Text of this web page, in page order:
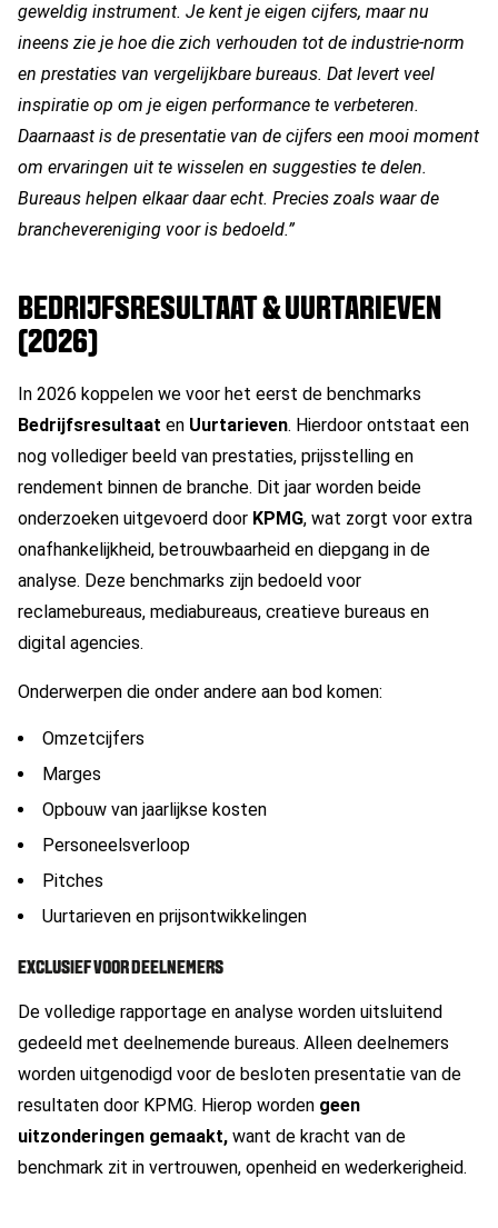
geweldig instrument. Je kent je eigen cijfers, maar nu
ineens zie je hoe die zich verhouden tot de industrie-norm
en prestaties van vergelijkbare bureaus. Dat levert veel
inspiratie op om je eigen performance te verbeteren.
Daarnaast is de presentatie van de cijfers een mooi moment
om ervaringen uit te wisselen en suggesties te delen.
Bureaus helpen elkaar daar echt. Precies zoals waar de
branchevereniging voor is bedoeld.”
BEDRIJFSRESULTAAT & UURTARIEVEN
(2026)
In 2026 koppelen we voor het eerst de benchmarks
Bedrijfsresultaat en Uurtarieven. Hierdoor ontstaat een
nog vollediger beeld van prestaties, prijsstelling en
rendement binnen de branche. Dit jaar worden beide
onderzoeken uitgevoerd door KPMG, wat zorgt voor extra
onafhankelijkheid, betrouwbaarheid en diepgang in de
analyse. Deze benchmarks zijn bedoeld voor
reclamebureaus, mediabureaus, creatieve bureaus en
digital agencies.
Onderwerpen die onder andere aan bod komen:
Omzetcijfers
Marges
Opbouw van jaarlijkse kosten
Personeelsverloop
Pitches
Uurtarieven en prijsontwikkelingen
EXCLUSIEF VOOR DEELNEMERS
De volledige rapportage en analyse worden uitsluitend
gedeeld met deelnemende bureaus. Alleen deelnemers
worden uitgenodigd voor de besloten presentatie van de
resultaten door KPMG. Hierop worden geen
uitzonderingen gemaakt, want de kracht van de
benchmark zit in vertrouwen, openheid en wederkerigheid.